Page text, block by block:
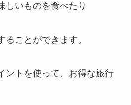
しいものを食べたり
ことができます。
ントを使って、お得な旅行